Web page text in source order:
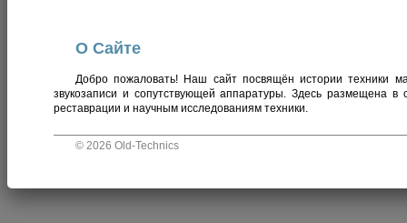
О Сайте
Добро пожаловать! Наш сайт посвящён истории техники
звукозаписи и сопутствующей аппаратуры. Здесь размещена в
реставрации и научным исследованиям техники.